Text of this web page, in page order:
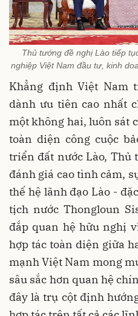
Thủ tướng đề nghị Lào tiếp
nghiệp Việt Nam đầu tư, kinh
Khẳng định Việt Nam
dành ưu tiên cao nhất
một không hai, luôn sát
toàn diện công cuộc
triển đất nước Lào, Thủ
đánh giá cao tình cảm,
thế hệ lãnh đạo Lào -
tịch nước Thongloun
đắp quan hệ hữu nghị
hợp tác toàn diện giữa
mạnh Việt Nam mong
sâu sắc hơn quan hệ
đây là trụ cột định